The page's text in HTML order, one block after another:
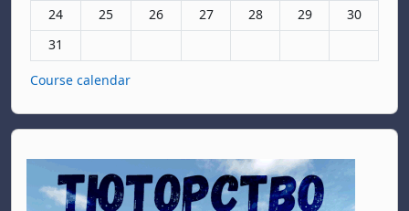
Няма събития, понеделник, 24 август
24 Няма събития, вторник, 25 август
25 Няма събития, сряда, 26 август
26 Няма събития, четвъртък, 27
27 Няма събития, петък, 28
28 Няма събития,
29 Няма
30
Няма събития, понеделник, 31 август
31
Course calendar